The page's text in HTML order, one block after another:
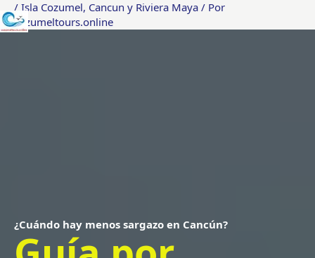
al
/ Isla Cozumel, Cancun y Riviera Maya / Por
cozumeltours.online
¿Cuándo hay menos sargazo en Cancún?